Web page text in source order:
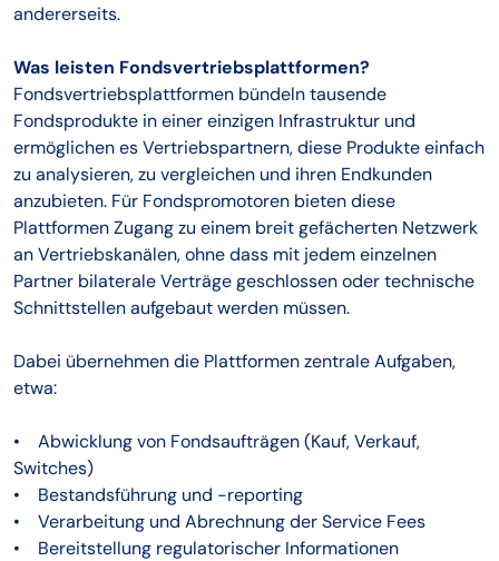
andererseits.
Was leisten Fondsvertriebsplattformen?
Fondsvertriebsplattformen bündeln tausende
Fondsprodukte in einer einzigen Infrastruktur und
ermöglichen es Vertriebspartnern, diese Produkte einfach
zu analysieren, zu vergleichen und ihren Endkunden
anzubieten. Für Fondspromotoren bieten diese
Plattformen Zugang zu einem breit gefächerten Netzwerk
an Vertriebskanälen, ohne dass mit jedem einzelnen
Partner bilaterale Verträge geschlossen oder technische
Schnittstellen aufgebaut werden müssen.
Dabei übernehmen die Plattformen zentrale Aufgaben,
etwa:
• Abwicklung von Fondsaufträgen (Kauf, Verkauf,
Switches)
• Bestandsführung und -reporting
• Verarbeitung und Abrechnung der Service Fees
• Bereitstellung regulatorischer Informationen